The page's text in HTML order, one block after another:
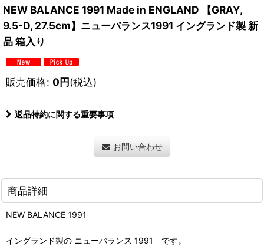
NEW BALANCE 1991 Made in ENGLAND 【GRAY,
9.5-D, 27.5cm】ニューバランス1991 イングランド製 新
品 箱入り
販売価格: 0円(税込)
返品特約に関する重要事項
お問い合わせ
商品詳細
NEW BALANCE 1991
イングランド製の ニューバランス 1991 です。